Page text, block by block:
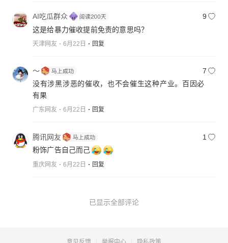
AI吃瓜群众
9
这是给暴力催收提前免责的意思吗？
天津网友 6月22日 回复
～
7
没有涉黑涉恶的催收，也不会催生这种产业。百因必
有果
广东网友 6月22日 回复
腾讯网友
1
粉饰广告自己而己
重庆网友 6月22日 回复
已显示全部评论